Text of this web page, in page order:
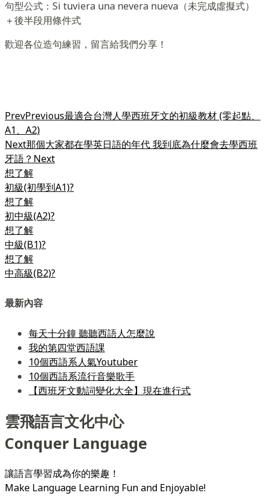
句型公式：Si tuviera una nevera nueva（未完成虛擬式）
＋後半段用條件式
歡迎各位造句練習，留言給我們分享！
PrevPrevious最適合台灣人學西班牙文的初級教材 (零起點、
A1、A2)
Next那個大家都在學英日語的年代 我到底為什麼會去學西班
牙語？ Next
想了解
初級(初學到A1)?
想了解
初中級(A2)?
想了解
中級(B1)?
想了解
中高級(B2)?
最新內容
每天十分鐘 聽聽西語人怎麼說
我的第四堂西語課
10個西語系人氣Youtuber
10個西語系流行音樂歌手
【西班牙文動詞變化大全】現在進行式
雲飛語言文化中心
Conquer Language
讓語言學習成為你的樂趣！
Make Language Learning Fun and Enjoyable!